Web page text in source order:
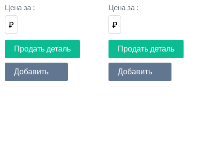
Цена за :
₽
Продать деталь
Добавить
Цена за :
₽
Продать деталь
Добавить